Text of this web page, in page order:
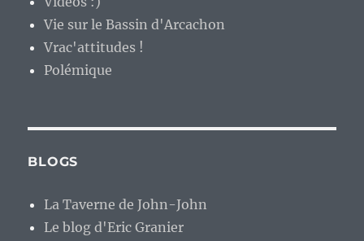
Vie sur le Bassin d'Arcachon
Vrac'attitudes !
Polémique
BLOGS
La Taverne de John-John
Le blog d'Eric Granier